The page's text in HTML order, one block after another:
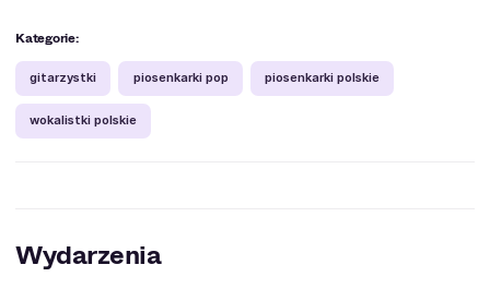
Kategorie:
gitarzystki piosenkarki pop piosenkarki polskie
wokalistki polskie
Wydarzenia